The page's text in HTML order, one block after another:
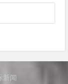
新闻